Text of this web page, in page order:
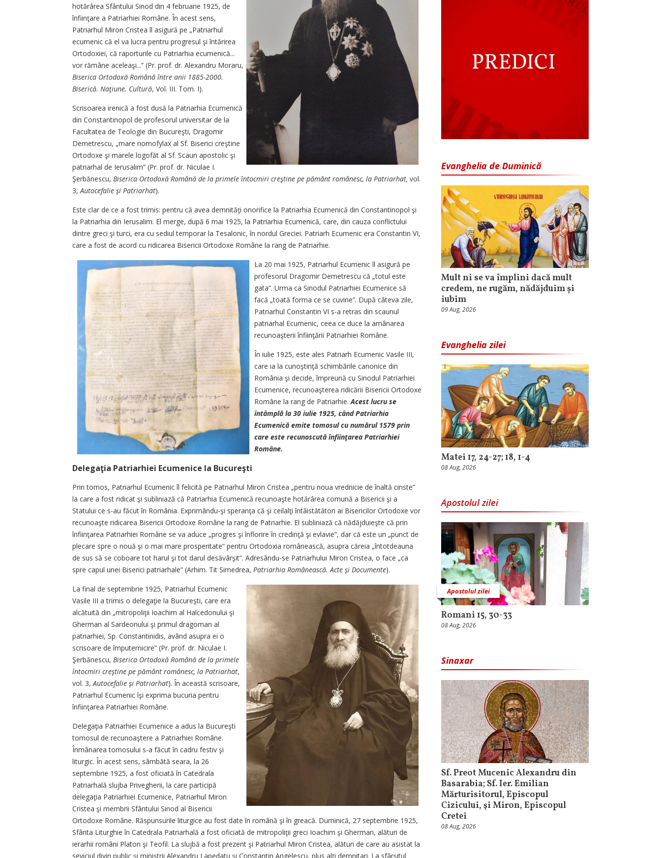
hotărârea Sfântului Sinod din 4 februarie 1925, de
înfiinţare a Patriarhiei Române. În acest sens,
Patriarhul Miron Cristea îl asigură pe „Patriarhul
ecumenic că el va lucra pentru progresul şi întărirea
Ortodoxiei, că raporturile cu Patriarhia ecumenică...
vor rămâne aceleaşi...” (Pr. prof. dr. Alexandru Moraru,
Biserica Ortodoxă Română între anii 1885-2000.
Biserică. Naţiune. Cultură, Vol. III. Tom. I).
Scrisoarea irenică a fost dusă la Patriarhia Ecumenică
din Constantinopol de profesorul universitar de la
Facultatea de Teologie din Bucureşti, Dragomir
Demetrescu, „mare nomofylax al Sf. Biserici creştine
Ortodoxe şi marele logofăt al Sf. Scaun apostolic şi
patriarhal de Ierusalim” (Pr. prof. dr. Niculae I.
Şerbănescu, Biserica Ortodoxă Română de la primele întocmiri creştine pe pământ românesc, la Patriarhat, vol.
3,Autocefalie şi Patriarhat).
Este clar de ce a fost trimis: pentru că avea demnităţi onorifice la Patriarhia Ecumenică din Constantinopol şi
la Patriarhia din Ierusalim. El merge, după 6 mai 1925, la Patriarhia Ecumenică, care, din cauza conflictului
dintre greci şi turci, era cu sediul temporar la Tesalonic, în nordul Greciei. Patriarh Ecumenic era Constantin VI,
care a fost de acord cu ridicarea Bisericii Ortodoxe Române la rang de Patriarhie.
La 20 mai 1925, Patriarhul Ecumenic îl asigură pe
profesorul Dragomir Demetrescu că „totul este
gata”. Urma ca Sinodul Patriarhiei Ecumenice să
facă „toată forma ce se cuvine”. După câteva zile,
Patriarhul Constantin VI s-a retras din scaunul
patriarhal Ecumenic, ceea ce duce la amânarea
recunoaşterii înfiinţării Patriarhiei Române.
În iulie 1925, este ales Patriarh Ecumenic Vasile III,
care ia la cunoştinţă schimbările canonice din
România şi decide, împreună cu Sinodul Patriarhiei
Ecumenice, recunoaşterea ridicării Bisericii Ortodoxe
Române la rang de Patriarhie.Acest lucru se
întâmplă la 30 iulie 1925, când Patriarhia
Ecumenică emite tomosul cu numărul 1579 prin
care este recunoscută înfiinţarea Patriarhiei
Române.
Delegaţia Patriarhiei Ecumenice la Bucureşti
Prin tomos, Patriarhul Ecumenic îl felicită pe Patriarhul Miron Cristea „pentru noua vrednicie de înaltă cinste”
la care a fost ridicat şi subliniază că Patriarhia Ecumenică recunoaşte hotărârea comună a Bisericii şi a
Statului ce s-au făcut în România. Exprimându-şi speranţa că şi ceilalţi întâistătători ai Bisericilor Ortodoxe vor
recunoaşte ridicarea Bisericii Ortodoxe Române la rang de Patriarhie. El subliniază că nădăjduieşte că prin
înfiinţarea Patriarhiei Române se va aduce „progres şi înflorire în credinţă şi evlavie”, dar că este un „punct de
plecare spre o nouă şi o mai mare prosperitate” pentru Ortodoxia românească, asupra căreia „întotdeauna
de sus să se coboare tot harul şi tot darul desăvârşit”. Adresându-se Patriarhului Miron Cristea, o face „ca
spre capul unei Biserici patriarhale” (Arhim. Tit Simedrea, Patriarhia Românească. Acte şi Documente).
La final de septembrie 1925, Patriarhul Ecumenic
Vasile III a trimis o delegaţie la Bucureşti, care era
alcătuită din „mitropoliţii Ioachim al Halcedonului şi
Gherman al Sardeonului şi primul dragoman al
patriarhiei, Sp. Constantinidis, având asupra ei o
scrisoare de împuternicire” (Pr. prof. dr. Niculae I.
Şerbănescu, Biserica Ortodoxă Română de la primele
întocmiri creştine pe pământ românesc, la Patriarhat,
vol. 3,Autocefalie şi Patriarhat). În această scrisoare,
Patriarhul Ecumenic îşi exprima bucuria pentru
înfiinţarea Patriarhiei Române.
Delegaţia Patriarhiei Ecumenice a adus la Bucureşti
tomosul de recunoaştere a Patriarhiei Române.
Înmânarea tomosului s-a făcut în cadru festiv şi
liturgic. În acest sens, sâmbătă seara, la 26
septembrie 1925, a fost oficiată în Catedrala
Patriarhală slujba Privegherii, la care participă
delegaţia Patriarhiei Ecumenice, Patriarhul Miron
Cristea şi membrii Sfântului Sinod al Bisericii
Ortodoxe Române. Răspunsurile liturgice au fost date în română şi în greacă. Duminică, 27 septembrie 1925,
Sfânta Liturghie în Catedrala Patriarhală a fost oficiată de mitropoliţii greci Ioachim şi Gherman, alături de
ierarhii români Platon şi Teofil. La slujbă a fost prezent şi Patriarhul Miron Cristea, alături de care au asistat la
seviciul divin public şi miniştrii Alexandru Lapedatu şi Constantin Angelescu, plus alţi demnitari. La sfârşitul
Evanghelia de Duminică
Mult ni se va împlini dacă mult
credem, ne rugăm, nădăjduim și
iubim
09 Aug, 2026
Evanghelia zilei
Matei 17, 24-27; 18, 1-4
08 Aug, 2026
Apostolul zilei
Apostolul zilei
Romani 15, 30-33
08 Aug, 2026
Sinaxar
Sf. Preot Mucenic Alexandru din
Basarabia; Sf. Ier. Emilian
Mărturisitorul, Episcopul
Cizicului, şi Miron, Episcopul
Cretei
08 Aug, 2026